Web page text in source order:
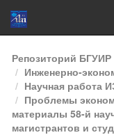
Skip
navigation
Репозиторий БГУИР
Инженерно-
Научная работа
Проблемы
материалы 58-й
магистрантов и